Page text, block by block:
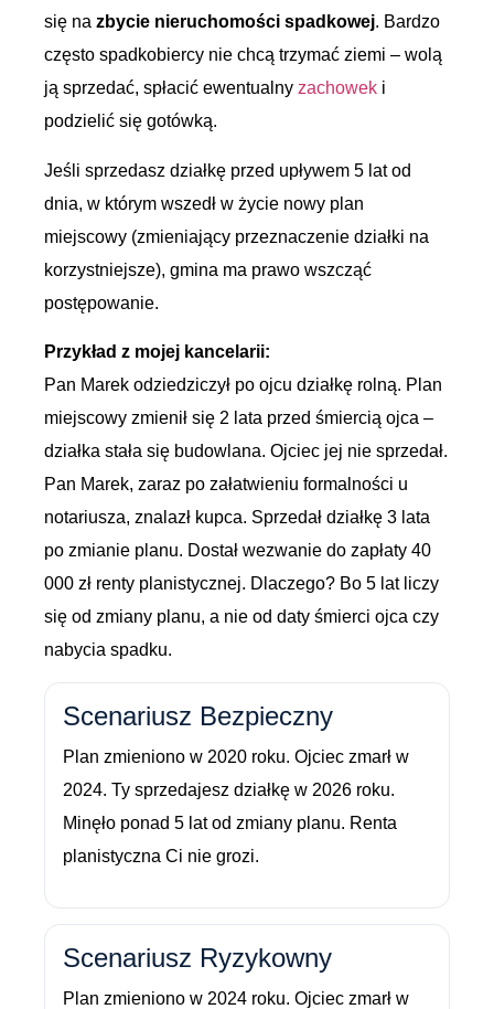
się na zbycie nieruchomości spadkowej. Bardzo
często spadkobiercy nie chcą trzymać ziemi – wolą
ją sprzedać, spłacić ewentualny zachowek i
podzielić się gotówką.
Jeśli sprzedasz działkę przed upływem 5 lat od
dnia, w którym wszedł w życie nowy plan
miejscowy (zmieniający przeznaczenie działki na
korzystniejsze), gmina ma prawo wszcząć
postępowanie.
Przykład z mojej kancelarii:
Pan Marek odziedziczył po ojcu działkę rolną. Plan
miejscowy zmienił się 2 lata przed śmiercią ojca –
działka stała się budowlana. Ojciec jej nie sprzedał.
Pan Marek, zaraz po załatwieniu formalności u
notariusza, znalazł kupca. Sprzedał działkę 3 lata
po zmianie planu. Dostał wezwanie do zapłaty 40
000 zł renty planistycznej. Dlaczego? Bo 5 lat liczy
się od zmiany planu, a nie od daty śmierci ojca czy
nabycia spadku.
Scenariusz Bezpieczny
Plan zmieniono w 2020 roku. Ojciec zmarł w
2024. Ty sprzedajesz działkę w 2026 roku.
Minęło ponad 5 lat od zmiany planu. Renta
planistyczna Ci nie grozi.
Scenariusz Ryzykowny
Plan zmieniono w 2024 roku. Ojciec zmarł w